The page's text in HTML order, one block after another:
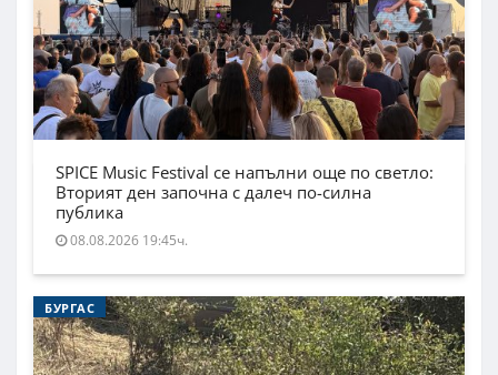
SPICE Music Festival се напълни още по светло:
Вторият ден започна с далеч по-силна
публика
08.08.2026 19:45ч.
БУРГАС